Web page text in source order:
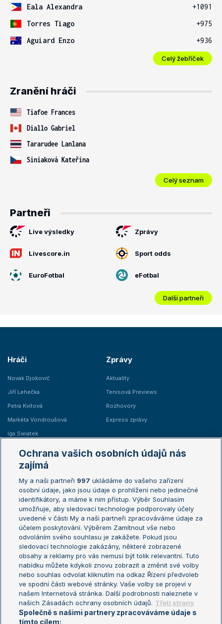
Eala Alexandra
+1091
Torres Tiago
+975
Aguiard Enzo
+936
Celý žebříček
Zranění hráči
Tiafoe Frances
Diallo Gabriel
Tararudee Lanlana
Siniaková Kateřina
Celý seznam
Partneři
Live výsledky Zprávy
Livescore.in Sport odds
EuroFotbal eFotbal
Další partneři
Hráči
Novak Djokovič
Jiří Lehečka
Petra Kvitová
Markéta Vondroušová
Iga Swiatek
Zprávy
Aktuality
Tenisová Previews
Rozhovory
Express zprávy
Žebříčky
Žebříček ATP (muži)
Žebříček WTA (ženy)
Sázkařský žebříček
Australian Open
French Open
Wimbledon
US Open
Turnaj mistrů
Turnaj mistryň
Aktualní trendy
Fotbalové přestupy
Livesport Daily
LS Prague Open
Ochrana vašich osobních údajů nás
zajímá
My a naši partneři 997 ukládáme do vašeho zařízení
osobní údaje, jako jsou údaje o prohlížení nebo jedinečné
identifikátory, a máme k nim přístup. Výběr Souhlasím
umožňuje, aby sledovací technologie podporovaly účely
uvedené v části My a naši partneři zpracováváme údaje za
účelem poskytování. Výběrem Zamítnout vše nebo
odvoláním svého souhlasu je zakážete. Pokud jsou
sledovací technologie zakázány, některé zobrazené
obsahy a reklamy pro vás nemusí být tolik relevantní. Tuto
nabídku můžete kdykoli znovu zobrazit a změnit své volby
nebo souhlas odvolat kliknutím na odkaz Řízení předvoleb
ve spodní části webové stránky. Vaše volby se projeví v
našem Internetová stránka. Další podrobnosti naleznete v
našich Zásadách ochrany osobních údajů. Třetí strany
Společně s našimi partnery zpracováváme údaje s
tímto cílem: